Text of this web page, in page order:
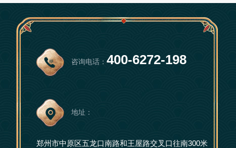
咨询电话： 400-6272-198
地址：
郑州市中原区五龙口南路和王屋路交叉口往南300米